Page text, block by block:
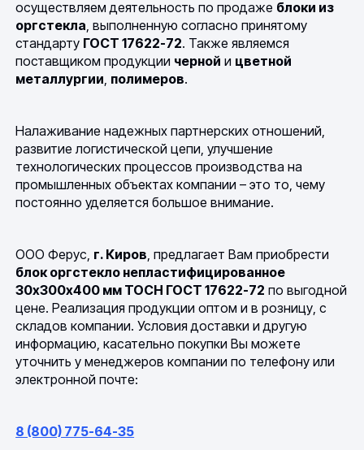
осуществляем деятельность по продаже блоки из
оргстекла, выполненную согласно принятому
стандарту ГОСТ 17622-72. Также являемся
поставщиком продукции черной и цветной
металлургии, полимеров.
Налаживание надежных партнерских отношений,
развитие логистической цепи, улучшение
технологических процессов производства на
промышленных объектах компании – это то, чему
постоянно уделяется большое внимание.
ООО Ферус, г. Киров, предлагает Вам приобрести
блок оргстекло непластифицированное
30х300х400 мм ТОСН ГОСТ 17622-72 по выгодной
цене. Реализация продукции оптом и в розницу, с
складов компании. Условия доставки и другую
информацию, касательно покупки Вы можете
уточнить у менеджеров компании по телефону или
электронной почте:
8 (800) 775-64-35